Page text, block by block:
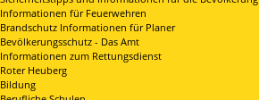
Informationen für Feuerwehren
Brandschutz Informationen für Planer
Bevölkerungsschutz - Das Amt
Informationen zum Rettungsdienst
Roter Heuberg
Bildung